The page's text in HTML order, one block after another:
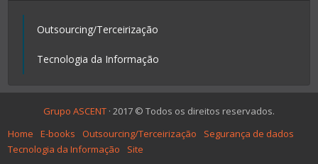
Outsourcing/Terceirização
Tecnologia da Informação
Grupo ASCENT · 2017 © Todos os direitos reservados.
Home
E-books Outsourcing/Terceirização
Segurança de dados
Tecnologia da Informação
Site